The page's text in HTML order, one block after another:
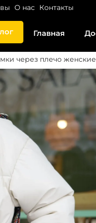
О нас Контакты
Главная
через плечо женские